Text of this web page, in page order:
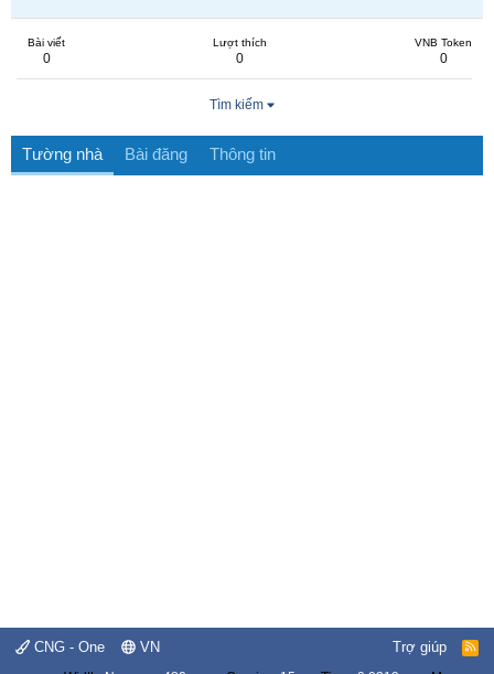
Bài viết
0
Lượt thích
0
VNB Token
0
Tìm kiếm
Tường nhà Bài đăng Thông tin
CNG - One VN Trợ giúp
R